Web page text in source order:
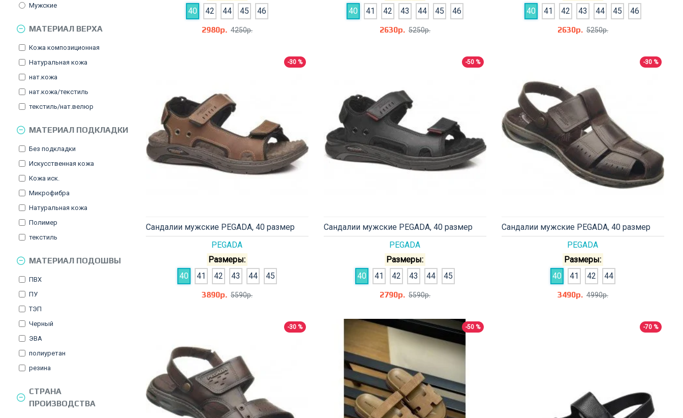
МАТЕРИАЛ ПОДКЛАДКИ
Без подкладки
Искусственная кожа
Кожа иск.
Микрофибра
Натуральная кожа
Полимер
текстиль
СТРАНА
ПРОИЗВОДСТВА
МАТЕРИАЛ ВЕРХА
Кожа композиционная
Натуральная кожа
нат.кожа
нат.кожа/текстиль
текстиль/нат.велюр
Мужские
МАТЕРИАЛ ПОДОШВЫ
ПВХ
ПУ
ТЭП
Черный
ЭВА
полиуретан
резина
40
42 44 45
46
2980р. 4250р.
40
41 42 43 44 45
46
2630р. 5250р.
40
41 42 43 44 45
46
2630р. 5250р.
-30 %
PEGADA
Сандалии мужские PEGADA, 40 размер
Размеры:
40
41 42 43 44
45
3890р. 5590р.
-50 %
PEGADA
Сандалии мужские PEGADA, 40 размер
Размеры:
40
41 42 43 44
45
2790р. 5590р.
-30 %
PEGADA
Сандалии мужские PEGADA, 40 размер
Размеры:
40
41 42
44
3490р. 4990р.
-30 % -50 % -70 %